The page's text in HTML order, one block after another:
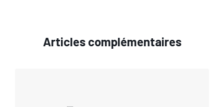
Articles complémentaires